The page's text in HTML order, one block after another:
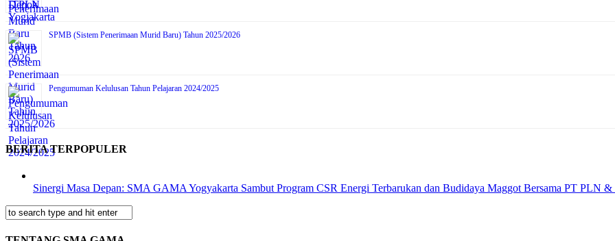
SPMB (Sistem Penerimaan Murid Baru) Tahun 2025/2026
Pengumuman Kelulusan Tahun Pelajaran 2024/2025
BERITA TERPOPULER
Sinergi Masa Depan: SMA GAMA Yogyakarta Sambut Program CSR Energi Terbarukan dan Budidaya Maggot Bersama PT PLN